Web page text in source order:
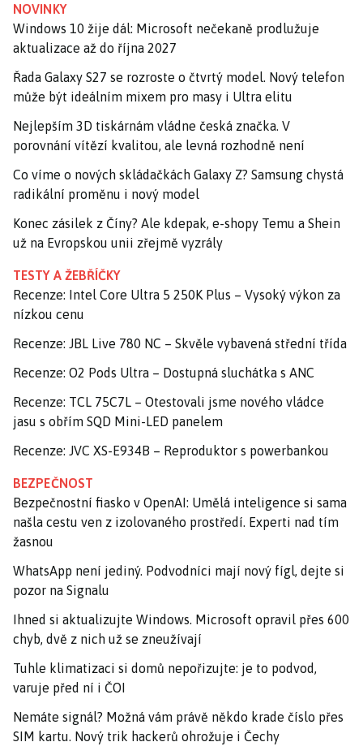
NOVINKY
Windows 10 žije dál: Microsoft nečekaně prodlužuje
aktualizace až do října 2027
Řada Galaxy S27 se rozroste o čtvrtý model. Nový telefon
může být ideálním mixem pro masy i Ultra elitu
Nejlepším 3D tiskárnám vládne česká značka. V
porovnání vítězí kvalitou, ale levná rozhodně není
Co víme o nových skládačkách Galaxy Z? Samsung chystá
radikální proměnu i nový model
Konec zásilek z Číny? Ale kdepak, e-shopy Temu a Shein
už na Evropskou unii zřejmě vyzrály
TESTY A ŽEBŘÍČKY
Recenze: Intel Core Ultra 5 250K Plus – Vysoký výkon za
nízkou cenu
Recenze: JBL Live 780 NC – Skvěle vybavená střední třída
Recenze: O2 Pods Ultra – Dostupná sluchátka s ANC
Recenze: TCL 75C7L – Otestovali jsme nového vládce
jasu s obřím SQD Mini-LED panelem
Recenze: JVC XS-E934B – Reproduktor s powerbankou
BEZPEČNOST
Bezpečnostní fiasko v OpenAI: Umělá inteligence si sama
našla cestu ven z izolovaného prostředí. Experti nad tím
žasnou
WhatsApp není jediný. Podvodníci mají nový fígl, dejte si
pozor na Signalu
Ihned si aktualizujte Windows. Microsoft opravil přes 600
chyb, dvě z nich už se zneužívají
Tuhle klimatizaci si domů nepořizujte: je to podvod,
varuje před ní i ČOI
Nemáte signál? Možná vám právě někdo krade číslo přes
SIM kartu. Nový trik hackerů ohrožuje i Čechy